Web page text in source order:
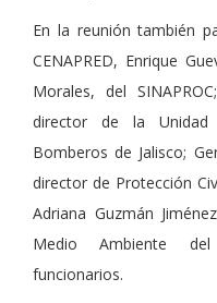
En la reunión también
CENAPRED, Enrique
Morales, del
director de la
Bomberos de Jalisco;
director de Protección
Adriana Guzmán
Medio Ambiente
funcionarios.